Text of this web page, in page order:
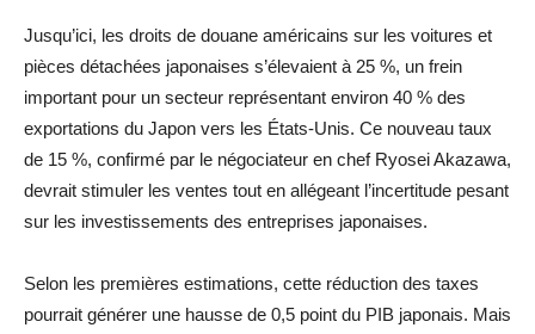
Jusqu’ici, les droits de douane américains sur les voitures et
pièces détachées japonaises s’élevaient à 25 %, un frein
important pour un secteur représentant environ 40 % des
exportations du Japon vers les États-Unis. Ce nouveau taux
de 15 %, confirmé par le négociateur en chef Ryosei Akazawa,
devrait stimuler les ventes tout en allégeant l’incertitude pesant
sur les investissements des entreprises japonaises.
Selon les premières estimations, cette réduction des taxes
pourrait générer une hausse de 0,5 point du PIB japonais. Mais